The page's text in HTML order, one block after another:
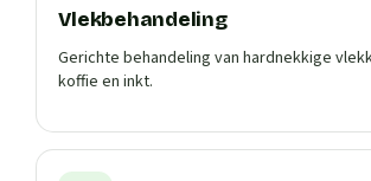
Vlekbehandeling
Gerichte behandeling van hardnekkige
koffie en inkt.